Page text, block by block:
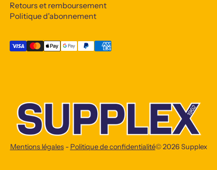
Retours et remboursement
Politique d'abonnement
Mentions légales- Politique de confidentialité© 2026 Supplex